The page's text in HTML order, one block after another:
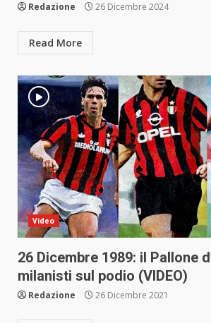
Redazione 26 Dicembre 2024
Read More
Video
26 Dicembre 1989: il Pallone
milanisti sul podio (VIDEO)
Redazione 26 Dicembre 2021